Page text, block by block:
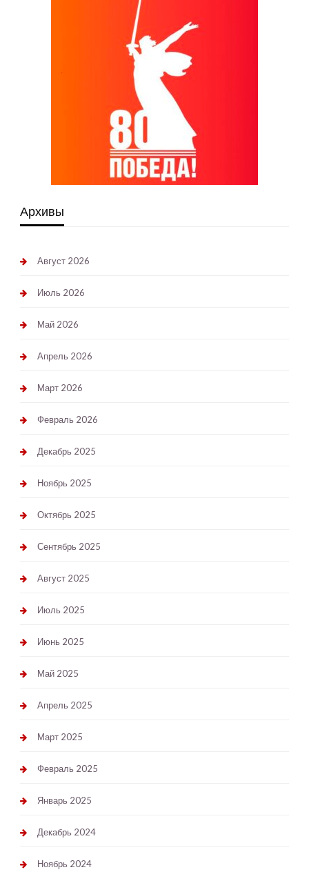
Архивы
Август 2026
Июль 2026
Май 2026
Апрель 2026
Март 2026
Февраль 2026
Декабрь 2025
Ноябрь 2025
Октябрь 2025
Сентябрь 2025
Август 2025
Июль 2025
Июнь 2025
Май 2025
Апрель 2025
Март 2025
Февраль 2025
Январь 2025
Декабрь 2024
Ноябрь 2024